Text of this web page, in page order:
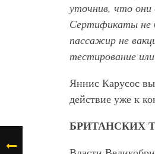
уточнив, что
Сертификаты не
пассажир не
тестирование
Яннис Карусос
действие уже к
БРИТАНСКИХ